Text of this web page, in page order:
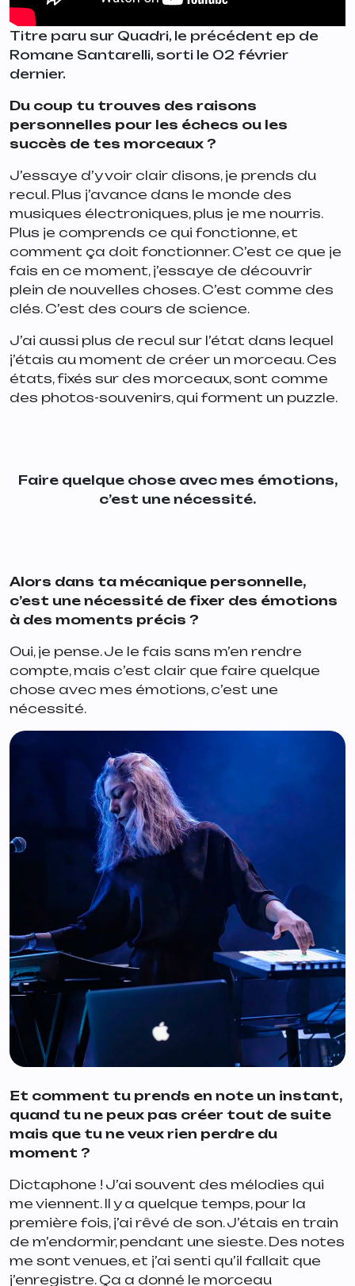
Titre paru sur Quadri, le précédent ep de
Romane Santarelli, sorti le 02 février
dernier.
Du coup tu trouves des raisons
personnelles pour les échecs ou les
succès de tes morceaux ?
J’essaye d’y voir clair disons, je prends du
recul. Plus j’avance dans le monde des
musiques électroniques, plus je me nourris.
Plus je comprends ce qui fonctionne, et
comment ça doit fonctionner. C’est ce que je
fais en ce moment, j’essaye de découvrir
plein de nouvelles choses. C’est comme des
clés. C’est des cours de science.
J’ai aussi plus de recul sur l’état dans lequel
j’étais au moment de créer un morceau. Ces
états, fixés sur des morceaux, sont comme
des photos-souvenirs, qui forment un puzzle.
Faire quelque chose avec mes émotions,
c’est une nécessité.
Alors dans ta mécanique personnelle,
c’est une nécessité de fixer des émotions
à des moments précis ?
Oui, je pense. Je le fais sans m’en rendre
compte, mais c’est clair que faire quelque
chose avec mes émotions, c’est une
nécessité.
Et comment tu prends en note un instant,
quand tu ne peux pas créer tout de suite
mais que tu ne veux rien perdre du
moment ?
Dictaphone ! J’ai souvent des mélodies qui
me viennent. Il y a quelque temps, pour la
première fois, j’ai rêvé de son. J’étais en train
de m’endormir, pendant une sieste. Des notes
me sont venues, et j’ai senti qu’il fallait que
j’enregistre. Ça a donné le morceau